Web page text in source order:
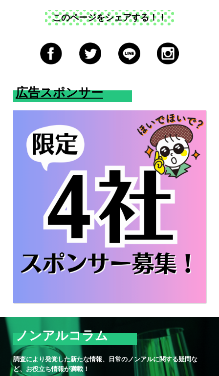
このページをシェアする！！
広告スポンサー
ノンアルコラム
調査により発覚した新たな情報、日常のノンアルに関する疑問な
ど、お役立ち情報が満載！